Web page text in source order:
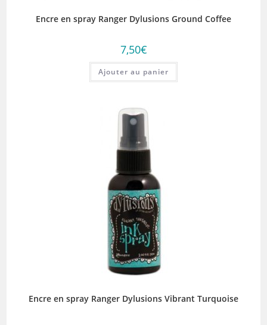
Encre en spray Ranger Dylusions Ground Coffee
7,50€
Ajouter au panier
Encre en spray Ranger Dylusions Vibrant Turquoise